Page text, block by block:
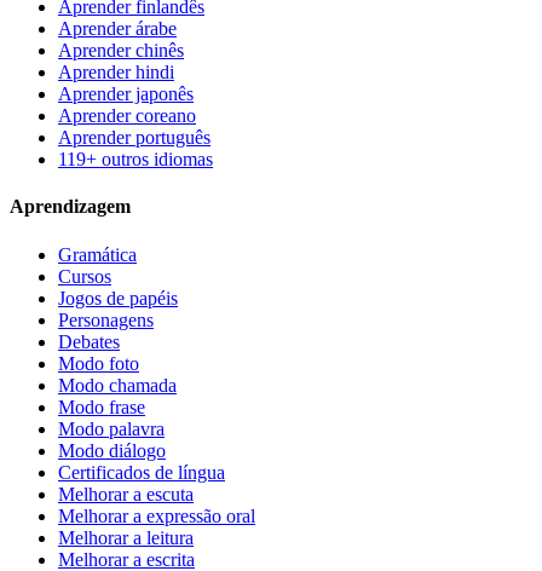
Aprender finlandês
Aprender árabe
Aprender chinês
Aprender hindi
Aprender japonês
Aprender coreano
Aprender português
119+ outros idiomas
Aprendizagem
Gramática
Cursos
Jogos de papéis
Personagens
Debates
Modo foto
Modo chamada
Modo frase
Modo palavra
Modo diálogo
Certificados de língua
Melhorar a escuta
Melhorar a expressão oral
Melhorar a leitura
Melhorar a escrita